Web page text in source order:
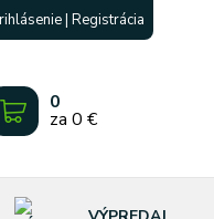
| Registrácia
0
za 0 €